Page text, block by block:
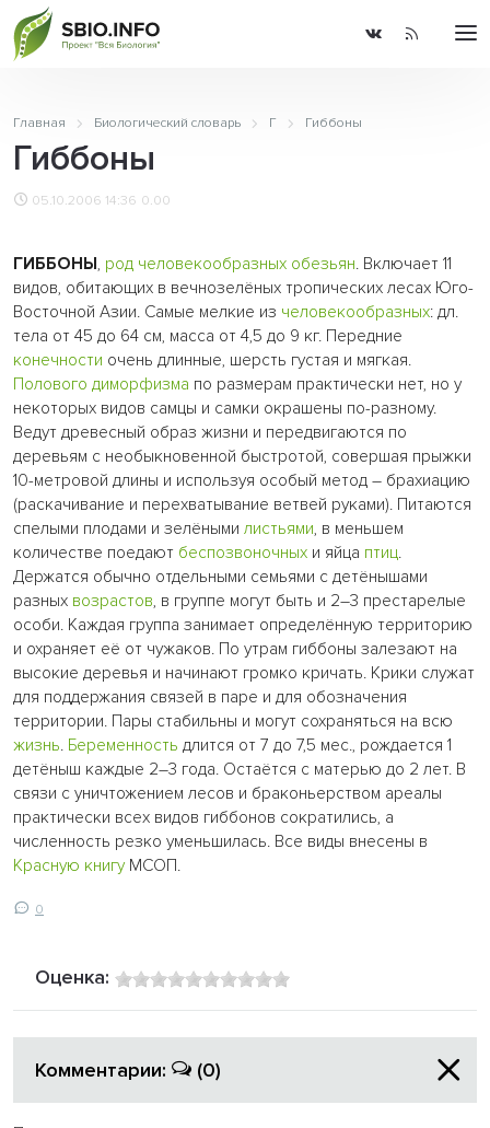
Главная Биологический словарь Г Гиббоны
Гиббоны
05.10.2006 14:36 0.00
ГИББОНЫ, род человекообразных обезьян. Включает 11
видов, обитающих в вечнозелёных тропических лесах Юго-
Восточной Азии. Самые мелкие из человекообразных: дл.
тела от 45 до 64 см, масса от 4,5 до 9 кг. Передние
конечности очень длинные, шерсть густая и мягкая.
Полового диморфизма по размерам практически нет, но у
некоторых видов самцы и самки окрашены по-разному.
Ведут древесный образ жизни и передвигаются по
деревьям с необыкновенной быстротой, совершая прыжки
10-метровой длины и используя особый метод – брахиацию
(раскачивание и перехватывание ветвей руками). Питаются
спелыми плодами и зелёными листьями, в меньшем
количестве поедают беспозвоночных и яйца птиц.
Держатся обычно отдельными семьями с детёнышами
разных возрастов, в группе могут быть и 2–3 престарелые
особи. Каждая группа занимает определённую территорию
и охраняет её от чужаков. По утрам гиббоны залезают на
высокие деревья и начинают громко кричать. Крики служат
для поддержания связей в паре и для обозначения
территории. Пары стабильны и могут сохраняться на всю
жизнь. Беременность длится от 7 до 7,5 мес., рождается 1
детёныш каждые 2–3 года. Остаётся с матерью до 2 лет. В
связи с уничтожением лесов и браконьерством ареалы
практически всех видов гиббонов сократились, а
численность резко уменьшилась. Все виды внесены в
Красную книгуМСОП.
0
Оценка:
Комментарии: (0)